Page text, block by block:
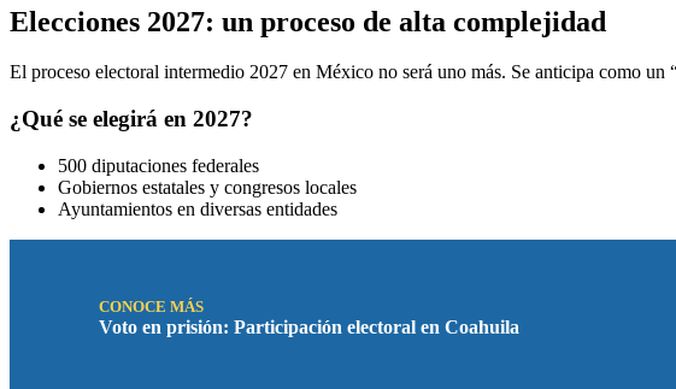
Elecciones 2027: un proceso de alta complejidad
El proceso electoral intermedio 2027 en México no será uno más. Se anticipa como
¿Qué se elegirá en 2027?
500 diputaciones federales
Gobiernos estatales y congresos locales
Ayuntamientos en diversas entidades
CONOCE MÁS
Voto en prisión: Participación electoral en Coahuila